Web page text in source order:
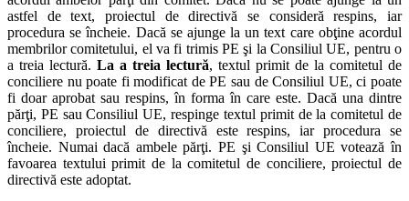
astfel de text, proiectul de directivă se consideră respins, iar
procedura se încheie. Dacă se ajunge la un text care obţine acordul
membrilor comitetului, el va fi trimis PE şi la Consiliul UE, pentru o
a treia lectură. La a treia lectură, textul primit de la comitetul de
conciliere nu poate fi modificat de PE sau de Consiliul UE, ci poate
fi doar aprobat sau respins, în forma în care este. Dacă una dintre
părţi, PE sau Consiliul UE, respinge textul primit de la comitetul de
conciliere, proiectul de directivă este respins, iar procedura se
încheie. Numai dacă ambele părţi. PE şi Consiliul UE votează în
favoarea textului primit de la comitetul de conciliere, proiectul de
directivă este adoptat.